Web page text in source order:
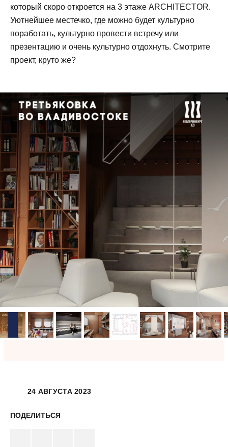
который скоро откроется на 3 этаже ARCHITECTOR.
Уютнейшее местечко, где можно будет культурно
поработать, культурно провести встречу или
презентацию и очень культурно отдохнуть. Смотрите
проект, круто же?
24 АВГУСТА 2023
ПОДЕЛИТЬСЯ